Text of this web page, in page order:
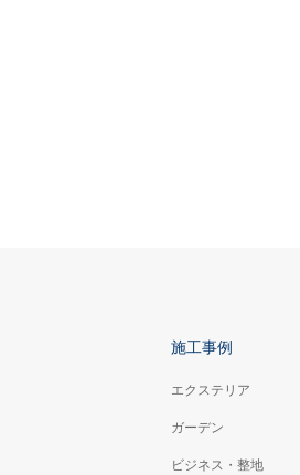
施工事例
エクステリア
ガーデン
ビジネス・整地